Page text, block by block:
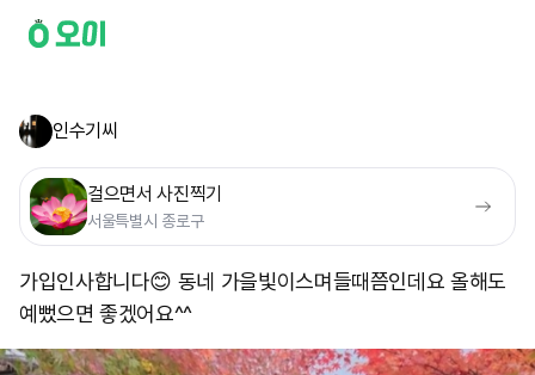
인수기씨
걸으면서 사진찍기
서울특별시 종로구
가입인사합니다😊 동네 가을빛이스며들때쯤인데요 올해도
예뻤으면 좋겠어요^^